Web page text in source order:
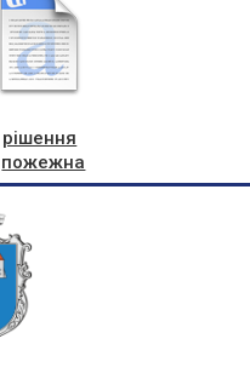
рішення
пожежна
команда